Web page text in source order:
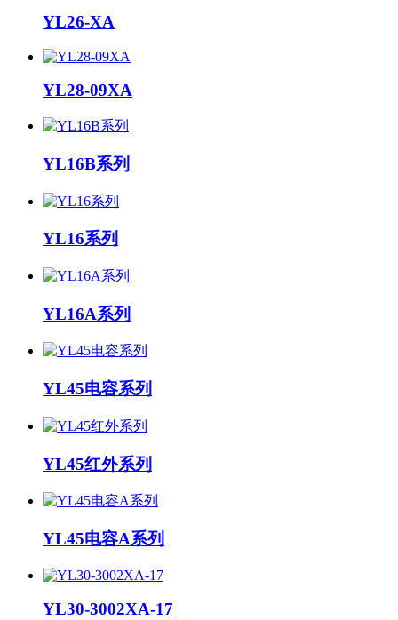
YL26-XA
YL28-09XA
YL16B系列
YL16系列
YL16A系列
YL45电容系列
YL45红外系列
YL45电容A系列
YL30-3002XA-17